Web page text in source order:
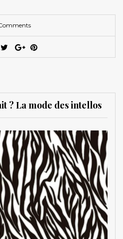
? La mode des intellos